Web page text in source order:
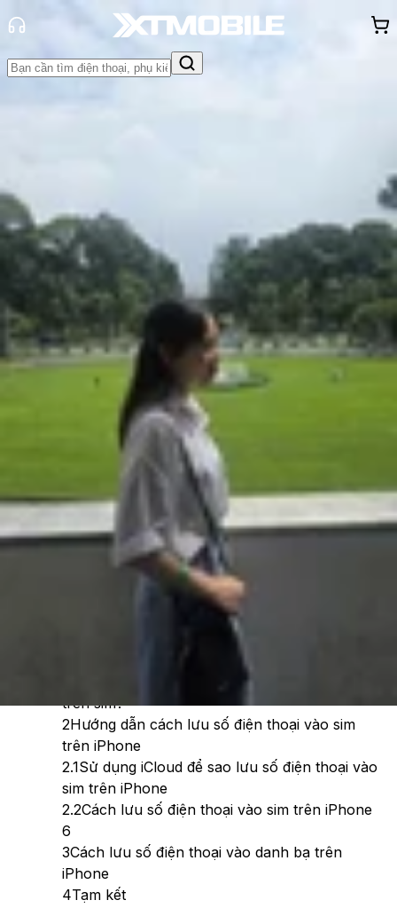
mãi
hàng - Sự kiện
Cách lưu số điện thoại vào sim trên
iPhone đơn giản, chi tiết nhất
Hồng Huệ
Ngày đăng:22/08/2025
22/08/2025
Theo dõi XTMobile trên
Vì sao danh bạ iPhone không lưu trực tiếp từ
trên sim?
2Hướng dẫn cách lưu số điện thoại vào sim
trên iPhone
2.1Sử dụng iCloud để sao lưu số điện thoại vào
sim trên iPhone
2.2Cách lưu số điện thoại vào sim trên iPhone
6
3Cách lưu số điện thoại vào danh bạ trên
iPhone
4Tạm kết